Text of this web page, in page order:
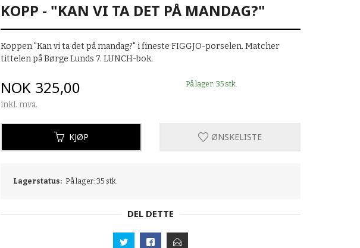
KOPP - "KAN VI TA DET PÅ MANDAG?"
Koppen "Kan vi ta det på mandag?" i fineste FIGGJO-porselen. Matcher
tittelen på Børge Lunds 7. LUNCH-bok.
Pris
NOK 325,00
inkl. mva.
På lager: 35 stk.
KJØP ØNSKELISTE
Lagerstatus: På lager: 35 stk.
DEL DETTE